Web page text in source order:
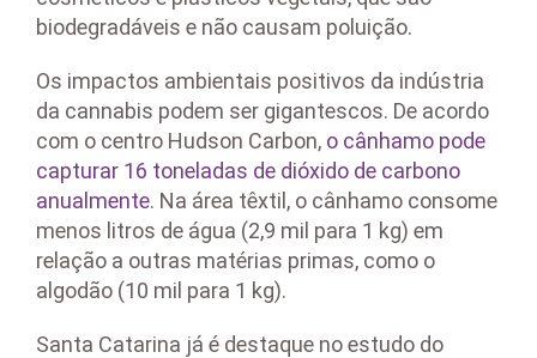
biodegradáveis e não causam poluição.
Os impactos ambientais positivos da indústria
da cannabis podem ser gigantescos. De acordo
com o centro Hudson Carbon, o cânhamo pode
capturar 16 toneladas de dióxido de carbono
anualmente. Na área têxtil, o cânhamo consome
menos litros de água (2,9 mil para 1 kg) em
relação a outras matérias primas, como o
algodão (10 mil para 1 kg).
Santa Catarina já é destaque no estudo do